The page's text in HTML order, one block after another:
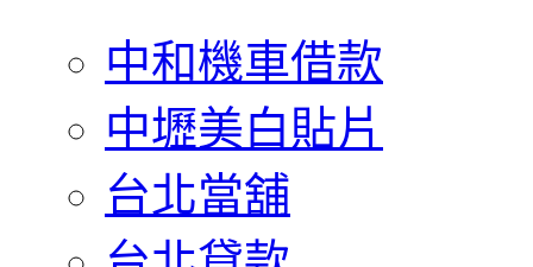
中和機車借款
中壢美白貼片
台北當舖